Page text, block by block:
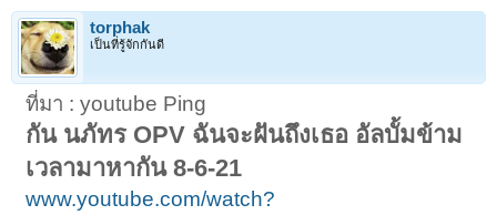
torphak
เป็นที่รู้จักกันดี
ที่มา : youtube Ping
กัน นภัทร OPV ฉันจะฝันถึงเธอ อัลบั้มข้าม
เวลามาหากัน 8-6-21
www.youtube.com/watch?